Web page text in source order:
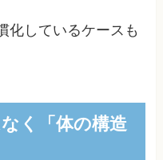
化しているケースも
く「体の構造